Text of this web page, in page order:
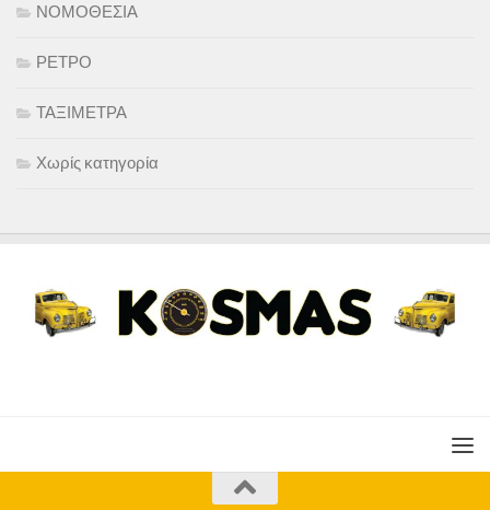
ΝΟΜΟΘΕΣΙΑ
ΡΕΤΡΟ
ΤΑΞΙΜΕΤΡΑ
Χωρίς κατηγορία